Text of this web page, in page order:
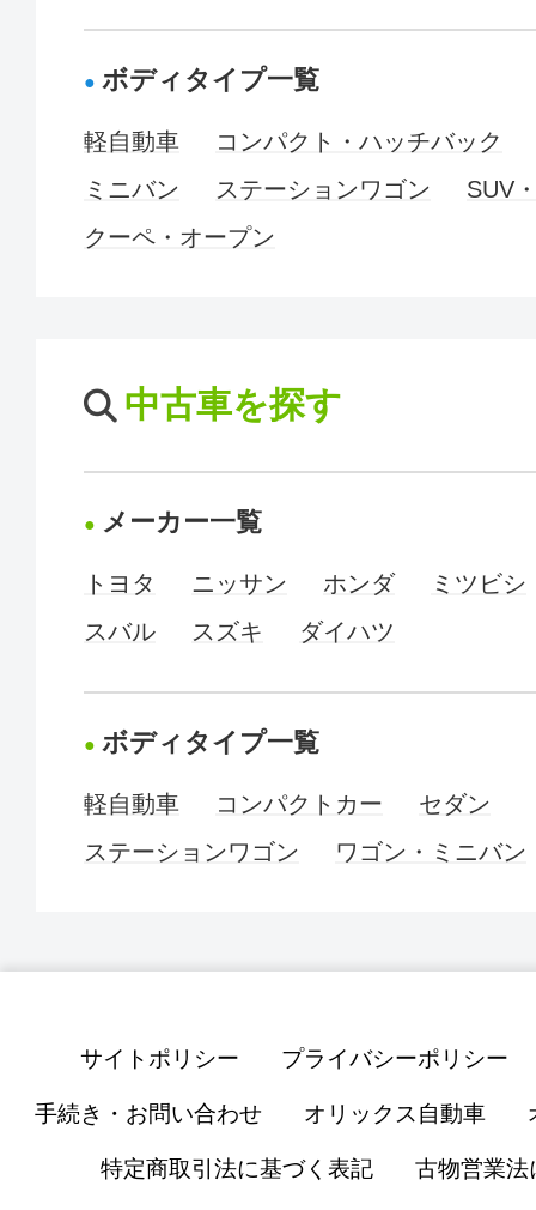
ボディタイプ一覧
軽自動車
コンパクト・ハッチバック
ミニバン
ステーションワゴン
SUV
クーペ・オープン
中古車を探す
メーカー一覧
トヨタ ニッサン ホンダ
ミツビシ
スバル
スズキ ダイハツ
ボディタイプ一覧
軽自動車 コンパクトカー
セダン
ステーションワゴン
ワゴン・ミニバン
サイトポリシー プライバシーポリシー
手続き・お問い合わせ オリックス自動車
特定商取引法に基づく表記 古物営業法